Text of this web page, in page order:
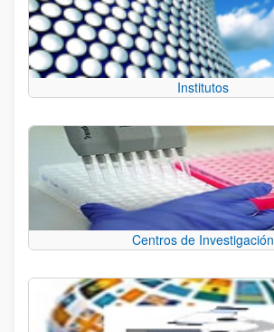
Institutos
Centros de Investigación